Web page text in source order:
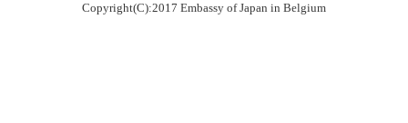
Copyright(C):2017 Embassy of Japan in Belgium